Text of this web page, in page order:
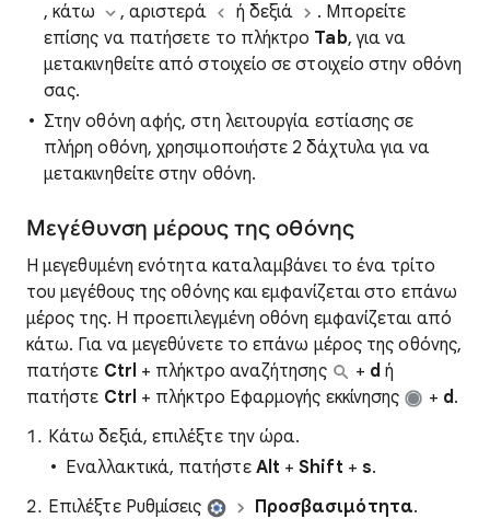
, κάτω
, αριστερά ή δεξιά
. Μπορείτε
επίσης να πατήσετε το πλήκτρο Tab, για να
μετακινηθείτε από στοιχείο σε στοιχείο στην οθόνη
σας.
Στην οθόνη αφής, στη λειτουργία εστίασης σε
πλήρη οθόνη, χρησιμοποιήστε 2 δάχτυλα για να
μετακινηθείτε στην οθόνη.
Μεγέθυνση μέρους της οθόνης
Η μεγεθυμένη ενότητα καταλαμβάνει το ένα τρίτο
του μεγέθους της οθόνης και εμφανίζεται στο επάνω
μέρος της. Η προεπιλεγμένη οθόνη εμφανίζεται από
κάτω. Για να μεγεθύνετε το επάνω μέρος της οθόνης,
πατήστε Ctrl + πλήκτρο αναζήτησης + d ή
πατήστε Ctrl + πλήκτρο Εφαρμογής εκκίνησης + d.
Κάτω δεξιά, επιλέξτε την ώρα.
Εναλλακτικά, πατήστε Alt +Shift + s.
Επιλέξτε Ρυθμίσεις Προσβασιμότητα.